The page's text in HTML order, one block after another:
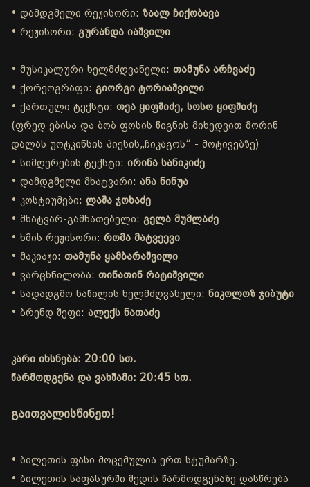
• დამდგმელი რეჟისორი: ზაალ ჩიქობავა
• რეჟისორი: გურანდა იაშვილი
• მუსიკალური ხელმძღვანელი: თამუნა არჩვაძე
• ქორეოგრაფი: გიორგი ტორიაშვილი
• ქართული ტექსტი: თეა ყიფშიძე, სოსო ყიფშიძე
(ფრედ ებისა და ბობ ფოსის წიგნის მიხედვით მორინ
დალას უოტკინსის პიესის„ჩიკაგოს“ - მოტივებზე)
• სიმღერების ტექსტი: ირინა სანიკიძე
• დამდგმელი მხატვარი: ანა ნინუა
• კოსტიუმები: ლაშა ჯოხაძე
• მხატვარ-გამნათებელი: გელა მუმლაძე
• ხმის რეჟისორი: რომა მატვეევი
• მაკიაჟი: თამუნა ყამბარაშვილი
• ვარცხნილობა: თინათინ რატიშვილი
• სადადგმო ნაწილის ხელმძღვანელი: ნიკოლოზ ჯიბუტი
• ბრენდ შეფი: ალექს ნათაძე
კარი იხსნება: 20:00 სთ.
წარმოდგენა და ვახშამი: 20:45 სთ.
გაითვალისწინეთ!
• ბილეთის ფასი მოცემულია ერთ სტუმარზე.
• ბილეთის საფასურში შედის წარმოდგენაზე დასწრება